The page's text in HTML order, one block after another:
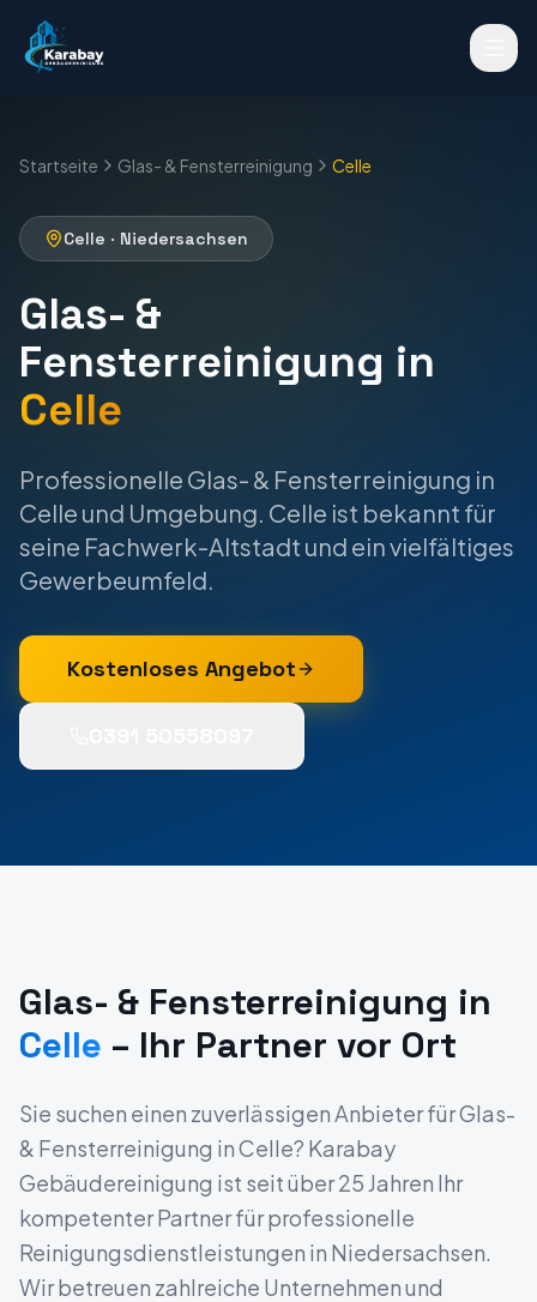
Startseite Glas- & Fensterreinigung Celle
Celle · Niedersachsen
Glas- &
Fensterreinigung in
Celle
Professionelle Glas- & Fensterreinigung in
Celle und Umgebung. Celle ist bekannt für
seine Fachwerk-Altstadt und ein vielfältiges
Gewerbeumfeld.
Kostenloses Angebot
Glas- & Fensterreinigung in
Celle – Ihr Partner vor Ort
Sie suchen einen zuverlässigen Anbieter fürGlas-
& Fensterreinigung inCelle? Karabay
Gebäudereinigung ist seit über 25 Jahren Ihr
kompetenter Partner für professionelle
Reinigungsdienstleistungen in Niedersachsen.
Wir betreuen zahlreiche Unternehmen und